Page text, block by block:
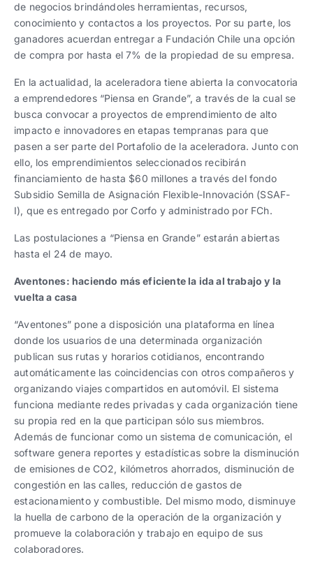
de negocios brindándoles herramientas, recursos,
conocimiento y contactos a los proyectos. Por su parte, los
ganadores acuerdan entregar a Fundación Chile una opción
de compra por hasta el 7% de la propiedad de su empresa.
En la actualidad, la aceleradora tiene abierta la convocatoria
a emprendedores “Piensa en Grande”, a través de la cual se
busca convocar a proyectos de emprendimiento de alto
impacto e innovadores en etapas tempranas para que
pasen a ser parte del Portafolio de la aceleradora. Junto con
ello, los emprendimientos seleccionados recibirán
financiamiento de hasta $60 millones a través del fondo
Subsidio Semilla de Asignación Flexible-Innovación (SSAF-
I), que es entregado por Corfo y administrado por FCh.
Las postulaciones a “Piensa en Grande” estarán abiertas
hasta el 24 de mayo.
Aventones: haciendo más eficiente la ida al trabajo y la
vuelta a casa
“Aventones” pone a disposición una plataforma en línea
donde los usuarios de una determinada organización
publican sus rutas y horarios cotidianos, encontrando
automáticamente las coincidencias con otros compañeros y
organizando viajes compartidos en automóvil. El sistema
funciona mediante redes privadas y cada organización tiene
su propia red en la que participan sólo sus miembros.
Además de funcionar como un sistema de comunicación, el
software genera reportes y estadísticas sobre la disminución
de emisiones de CO2, kilómetros ahorrados, disminución de
congestión en las calles, reducción de gastos de
estacionamiento y combustible. Del mismo modo, disminuye
la huella de carbono de la operación de la organización y
promueve la colaboración y trabajo en equipo de sus
colaboradores.